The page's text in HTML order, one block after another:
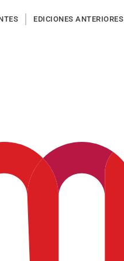
EDICIONES ANTERIORES